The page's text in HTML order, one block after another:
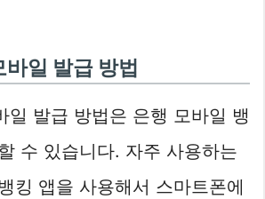
일 발급 방법
일 발급 방법은 은행 모바일 뱅
수 있습니다. 자주 사용하는
킹 앱을 사용해서 스마트폰에